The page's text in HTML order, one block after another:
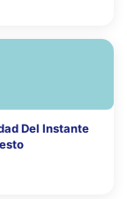
Del Instante